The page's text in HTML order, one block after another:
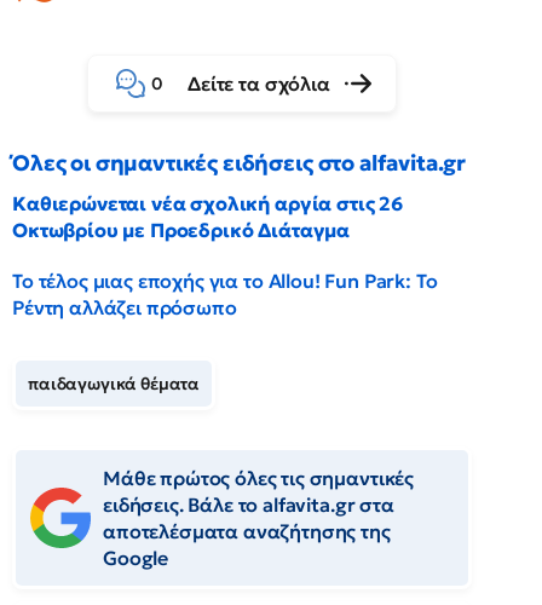
0 Δείτε τα σχόλια
Όλες οι σημαντικές ειδήσεις στο alfavita.gr
Καθιερώνεται νέα σχολική αργία στις 26
Οκτωβρίου με Προεδρικό Διάταγμα
Το τέλος μιας εποχής για το Allou! Fun Park: Το
Ρέντη αλλάζει πρόσωπο
παιδαγωγικά θέματα
Μάθε πρώτος όλες τις σημαντικές
ειδήσεις. Βάλε το alfavita.gr στα
αποτελέσματα αναζήτησης της
Google